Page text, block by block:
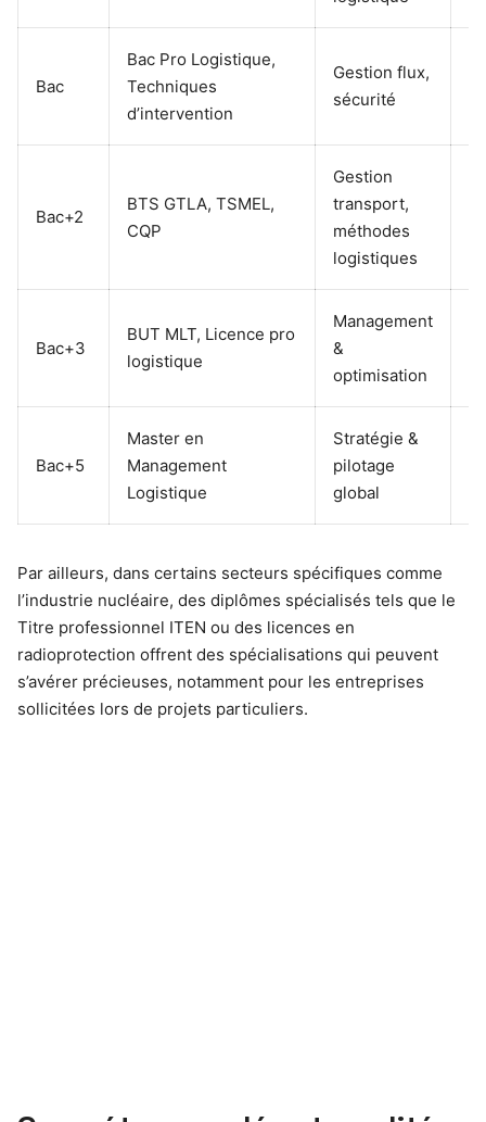
Bac
Bac Pro Logistique,
Techniques
d’intervention
Gestion flux,
sécurité
Bac+2
BTS GTLA, TSMEL,
CQP
Gestion
transport,
méthodes
logistiques
Bac+3
BUT MLT, Licence pro
logistique
Management
&
optimisation
Bac+5
Master en
Management
Logistique
Stratégie &
pilotage
global
Par ailleurs, dans certains secteurs spécifiques comme
l’industrie nucléaire, des diplômes spécialisés tels que le
Titre professionnel ITEN ou des licences en
radioprotection offrent des spécialisations qui peuvent
s’avérer précieuses, notamment pour les entreprises
sollicitées lors de projets particuliers.